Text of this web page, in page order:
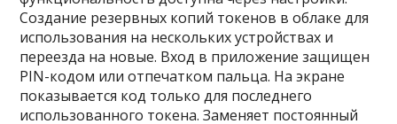
Создание резервных копий токенов в облаке для
использования на нескольких устройствах и
переезда на новые. Вход в приложение защищен
PIN-кодом или отпечатком пальца. На экране
показывается код только для последнего
использованного токена. Заменяет постоянный